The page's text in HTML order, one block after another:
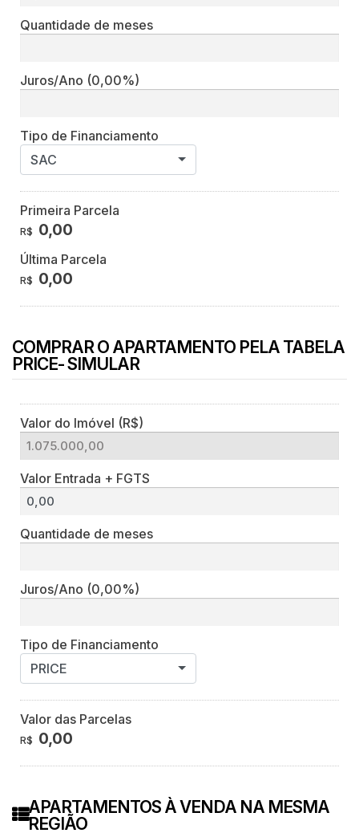
Quantidade de meses
Juros/Ano (0,00%)
Tipo de Financiamento
SAC
Primeira Parcela
R$ 0,00
Última Parcela
R$ 0,00
COMPRAR O APARTAMENTO PELA TABELA
PRICE- SIMULAR
Valor do Imóvel (R$)
Valor Entrada + FGTS
Quantidade de meses
Juros/Ano (0,00%)
Tipo de Financiamento
PRICE
Valor das Parcelas
R$ 0,00
APARTAMENTOS À VENDA NA MESMA
REGIÃO